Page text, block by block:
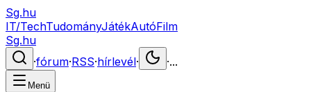
Sg.hu
IT/TechTudományJátékAutóFilm
Sg.hu
·fórum·RSS·hírlevél· ·...
Menü